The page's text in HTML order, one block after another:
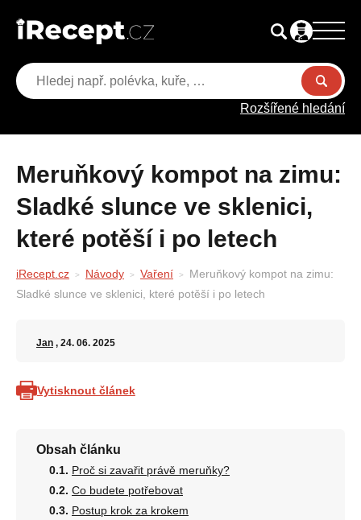
Rozšířené hledání
Meruňkový kompot na zimu:
Sladké slunce ve sklenici,
které potěší i po letech
iRecept.cz Návody Vaření
Meruňkový kompot na zimu:
Sladké slunce ve sklenici, které potěší i po letech
Jan , 24. 06. 2025
Vytisknout článek
Obsah článku
Proč si zavařit právě meruňky?
Co budete potřebovat
Postup krok za krokem